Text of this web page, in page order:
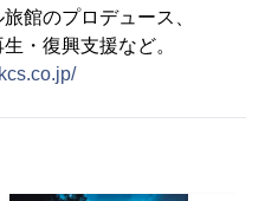
ロデュース、
支援など。